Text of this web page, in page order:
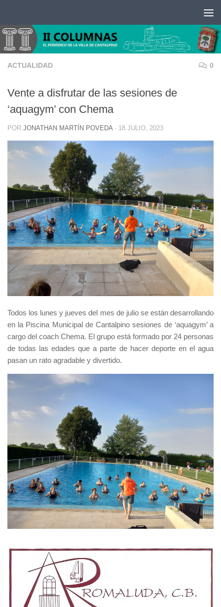
ACTUALIDAD 0
Vente a disfrutar de las sesiones de
‘aquagym’ con Chema
POR JONATHAN MARTÍN POVEDA · 18 JULIO, 2023
Todos los lunes y jueves del mes de julio se están desarrollando
en la Piscina Municipal de Cantalpino sesiones de ‘aquagym’ a
cargo del coach Chema. El grupo está formado por 24 personas
de todas las edades que a parte de hacer deporte en el agua
pasan un rato agradable y divertido.